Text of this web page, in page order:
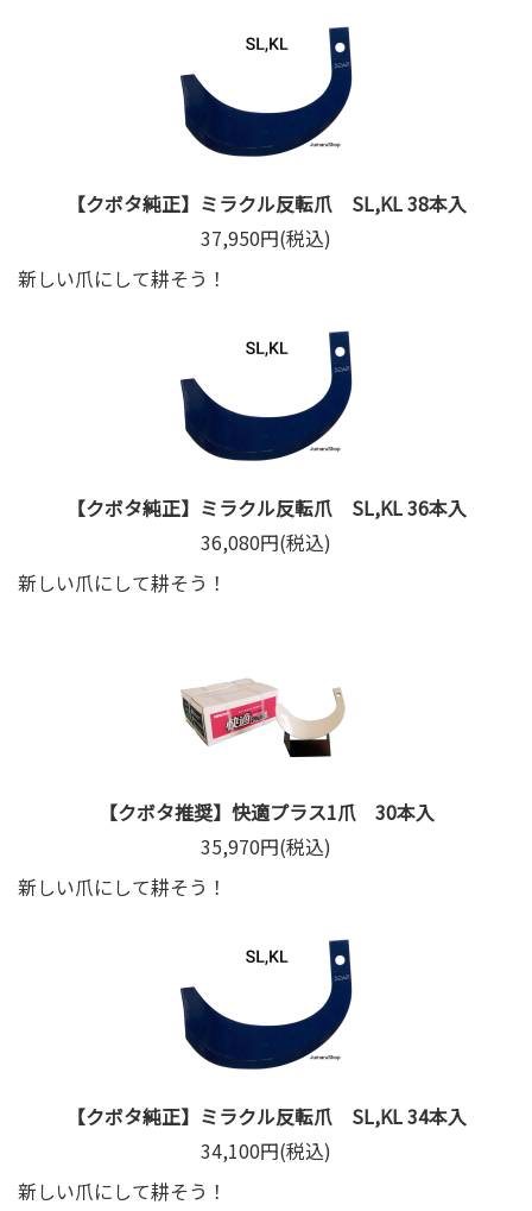
【クボタ純正】ミラクル反転爪 SL,KL 38本入
37,950円(税込)
新しい爪にして耕そう！
【クボタ純正】ミラクル反転爪 SL,KL 36本入
36,080円(税込)
新しい爪にして耕そう！
【クボタ推奨】快適プラス1爪 30本入
35,970円(税込)
新しい爪にして耕そう！
【クボタ純正】ミラクル反転爪 SL,KL 34本入
34,100円(税込)
新しい爪にして耕そう！